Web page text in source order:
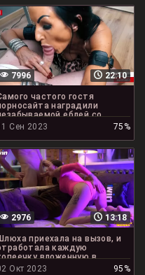
22:10
7996
частого гостя
наградили
еблей со
Сен 2023 75%
13:18
2976
приехала на вызов, и
каждую
вложенную в
пизду
Окт 2023 95%